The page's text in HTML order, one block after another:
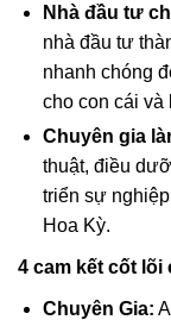
Nhà đầu tư
nhà đầu tư
nhanh chóng
cho con cái và
Chuyên gia
thuật, điều
triển sự
Hoa Kỳ.
4 cam kết cốt lõi
Chuyên Gia: